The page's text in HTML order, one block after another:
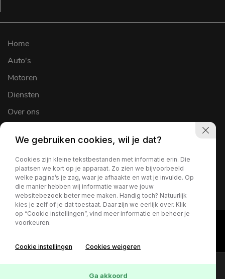
Home
Auto's
Motoren
Diensten
Over ons
Verkocht
Contact
We gebruiken cookies, wil je dat?
Cookies zijn kleine tekstbestanden met informatie erin. Die
plaatsen we kort op je apparaat. Zo zien we bijvoorbeeld
welke pagina’s je zag, waar je afhaakte en wat je invulde. Op
die manier hebben wij informatie waar we jouw
websitebezoek beter mee maken. Handig toch? Natuurlijk
kies je zelf of je dat toestaat. Daar zijn we eerlijk over. Klik
op “Cookie instellingen”, vind meer informatie en beheer je
voorkeuren.
Cookie instellingen Cookies weigeren
Ga akkoord